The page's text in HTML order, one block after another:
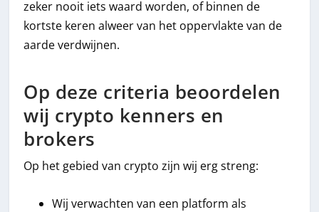
zeker nooit iets waard worden, of binnen de
kortste keren alweer van het oppervlakte van de
aarde verdwijnen.
Op deze criteria beoordelen
wij crypto kenners en
brokers
Op het gebied van crypto zijn wij erg streng:
Wij verwachten van een platform als